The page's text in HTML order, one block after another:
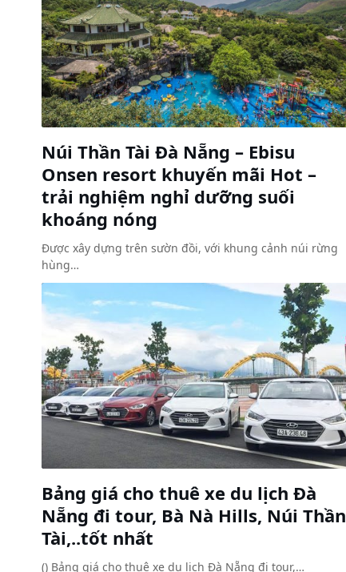
Núi Thần Tài Đà Nẵng – Ebisu
Onsen resort khuyến mãi Hot –
trải nghiệm nghỉ dưỡng suối
khoáng nóng
Được xây dựng trên sườn đồi, với khung cảnh núi rừng
hùng…
Bảng giá cho thuê xe du lịch Đà
Nẵng đi tour, Bà Nà Hills, Núi Thần
Tài,..tốt nhất
() Bảng giá cho thuê xe du lịch Đà Nẵng đi tour,…